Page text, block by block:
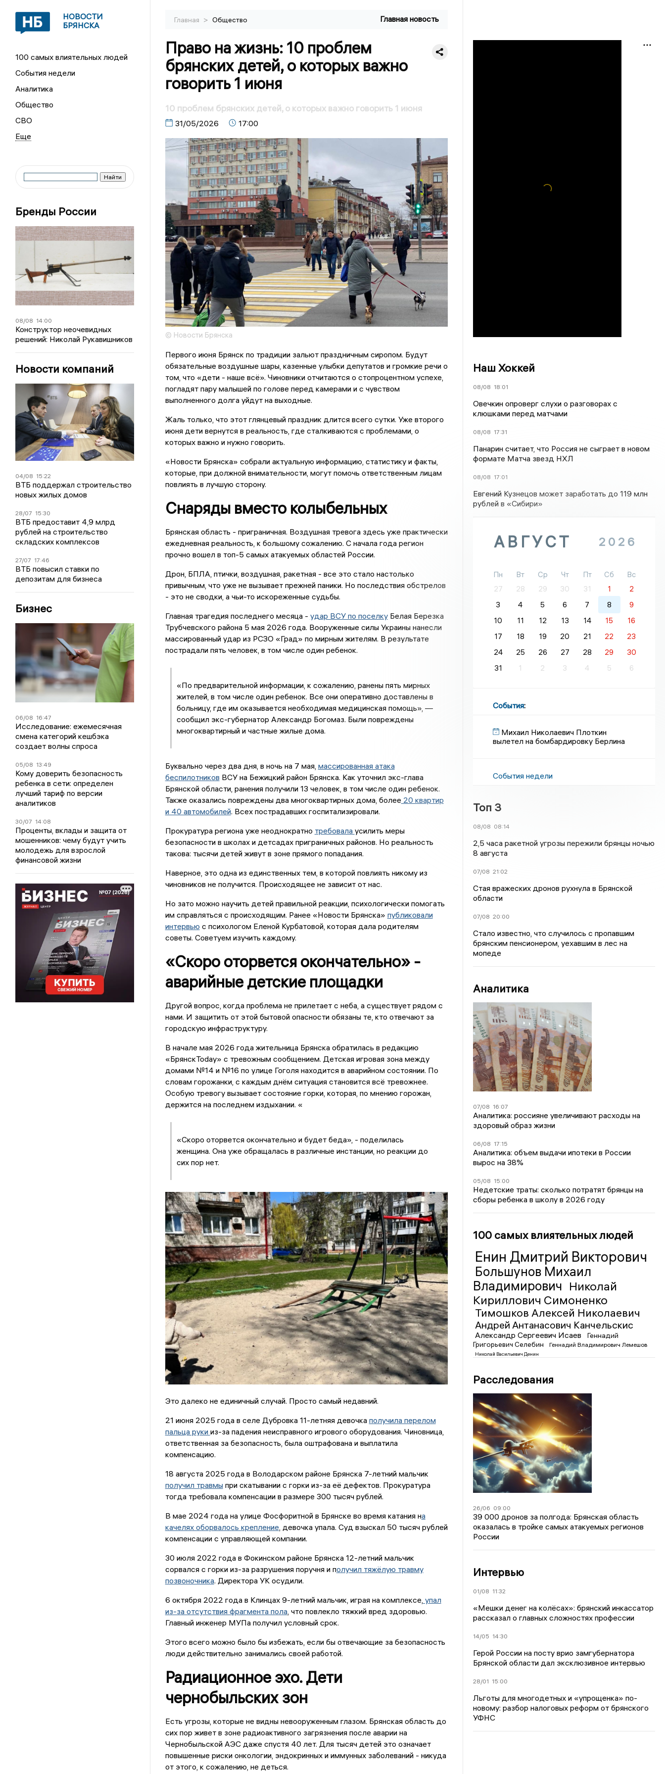
НОВОСТИ
БРЯНСКА
100 самых влиятельных людей
События недели
Аналитика
Общество
СВО
Бренды России
08/08 14:00
Конструктор неочевидных
решений: Николай Рукавишников
Новости компаний
04/08 15:22
ВТБ поддержал строительство
новых жилых домов
28/07 15:30
ВТБ предоставит 4,9 млрд
рублей на строительство
складских комплексов
27/07 17:46
ВТБ повысил ставки по
депозитам для бизнеса
Бизнес
06/08 16:47
Исследование: ежемесячная
смена категорий кешбэка
создает волны спроса
05/08 13:49
Кому доверить безопасность
ребенка в сети: определен
лучший тариф по версии
аналитиков
30/07 14:08
Проценты, вклады и защита от
мошенников: чему будут учить
молодежь для взрослой
финансовой жизни
Главная > Общество Главная новость
Право на жизнь: 10 проблем
брянских детей, о которых важно
говорить 1 июня
10 проблем брянских детей, о которых важно говорить 1 июня
31/05/2026 17:00
© Новости Брянска
Первого июня Брянск по традиции зальют праздничным сиропом. Будут
обязательные воздушные шары, казенные улыбки депутатов и громкие речи о
том, что «дети - наше всё». Чиновники отчитаются о стопроцентном успехе,
погладят пару малышей по голове перед камерами и с чувством
выполненного долга уйдут на выходные.
Жаль только, что этот глянцевый праздник длится всего сутки. Уже второго
июня дети вернутся в реальность, где сталкиваются с проблемами, о
которых важно и нужно говорить.
«Новости Брянска» собрали актуальную информацию, статистику и факты,
которые, при должной внимательности, могут помочь ответственным лицам
повлиять в лучшую сторону.
Снаряды вместо колыбельных
Брянская область - приграничная. Воздушная тревога здесь уже практически
ежедневная реальность, к большому сожалению. С начала года регион
прочно вошел в топ-5 самых атакуемых областей России.
Дрон, БПЛА, птички, воздушная, ракетная - все это стало настолько
привычным, что уже не вызывает прежней паники. Но последствия обстрелов
- это не сводки, а чьи-то искореженные судьбы.
Главная трагедия последнего месяца - удар ВСУ по поселкуБелая Березка
Трубчевского района 5 мая 2026 года. Вооруженные силы Украины нанесли
массированный удар из РСЗО «Град» по мирным жителям. В результате
пострадали пять человек, в том числе один ребенок.
«По предварительной информации, к сожалению, ранены пять мирных
жителей, в том числе один ребенок. Все они оперативно доставлены в
больницу, где им оказывается необходимая медицинская помощь», —
сообщил экс-губернатор Александр Богомаз. Были повреждены
многоквартирный и частные жилые дома.
Буквально через два дня, в ночь на 7 мая, массированная атака
беспилотников ВСУ на Бежицкий район Брянска. Как уточнил экс-глава
Брянской области, ранения получили 13 человек, в том числе один ребенок.
Также оказались повреждены два многоквартирных дома, более 20 квартир
и 40 автомобилей. Всех пострадавших госпитализировали.
Прокуратура региона уже неоднократно требовала усилить меры
безопасности в школах и детсадах приграничных районов. Но реальность
такова: тысячи детей живут в зоне прямого попадания.
Наверное, это одна из единственных тем, в которой повлиять никому из
чиновников не получится. Происходящее не зависит от нас.
Но зато можно научить детей правильной реакции, психологически помогать
им справляться с происходящим. Ранее «Новости Брянска» публиковали
интервью с психологом Еленой Курбатовой, которая дала родителям
советы. Советуем изучить каждому.
«Скоро оторвется окончательно» -
аварийные детские площадки
Другой вопрос, когда проблема не прилетает с неба, а существует рядом с
нами. И защитить от этой бытовой опасности обязаны те, кто отвечают за
городскую инфраструктуру.
В начале мая 2026 года жительница Брянска обратилась в редакцию
«БрянскToday» с тревожным сообщением. Детская игровая зона между
домами №14 и №16 по улице Гоголя находится в аварийном состоянии. По
словам горожанки, с каждым днём ситуация становится всё тревожнее.
Особую тревогу вызывает состояние горки, которая, по мнению горожан,
держится на последнем издыхании. «
«Скоро оторвется окончательно и будет беда», - поделилась
женщина. Она уже обращалась в различные инстанции, но реакции до
сих пор нет.
Это далеко не единичный случай. Просто самый недавний.
21 июня 2025 года в селе Дубровка 11-летняя девочка получила перелом
пальца руки из-за падения неисправного игрового оборудования. Чиновница,
ответственная за безопасность, была оштрафована и выплатила
компенсацию.
18 августа 2025 года в Володарском районе Брянска 7-летний мальчик
получил травмыпри скатывании с горки из-за её дефектов. Прокуратура
тогда требовала компенсации в размере 300 тысяч рублей.
В мае 2024 года на улице Фосфоритной в Брянске во время катания на
качелях оборвалось крепление, девочка упала. Суд взыскал 50 тысяч рублей
компенсации с управляющей компании.
30 июля 2022 года в Фокинском районе Брянска 12-летний мальчик
сорвался с горки из-за разрушения поручня и получил тяжёлую травму
позвоночника. Директора УК осудили.
6 октября 2022 года в Клинцах 9-летний мальчик, играя на комплексе, упал
из-за отсутствия фрагмента пола, что повлекло тяжкий вред здоровью.
Главный инженер МУПа получил условный срок.
Этого всего можно было бы избежать, если бы отвечающие за безопасность
люди действительно занимались своей работой.
Радиационное эхо. Дети
чернобыльских зон
Есть угрозы, которые не видны невооруженным глазом. Брянская область до
сих пор живет в зоне радиоактивного загрязнения после аварии на
Чернобыльской АЭС даже спустя 40 лет. Для тысяч детей это означает
повышенные риски онкологии, эндокринных и иммунных заболеваний - никуда
от этого, к сожалению, не деться.
Наш Хоккей
08/08 18:01
Овечкин опроверг слухи о разговорах с
клюшками перед матчами
08/08 17:31
Панарин считает, что Россия не сыграет в новом
формате Матча звезд НХЛ
08/08 17:01
Евгений Кузнецов может заработать до 119 млн
рублей в «Сибири»
АВГУСТ 2026
Пн Вт Ср Чт Пт Сб
Вс
27
28 29 30 31 1
2
3
4 5 6 7 8
9
10
11 12 13 14 15
16
17
18 19 20 21 22
23
24
25 26 27 28 29
30
31
1 2 3 4 5 6
События:
Михаил Николаевич Плоткин
вылетел на бомбардировку Берлина
События недели
Топ 3
08/08 08:14
2,5 часа ракетной угрозы пережили брянцы ночью
8 августа
07/08 21:02
Стая вражеских дронов рухнула в Брянской
области
07/08 20:00
Стало известно, что случилось с пропавшим
брянским пенсионером, уехавшим в лес на
мопеде
Аналитика
07/08 16:07
Аналитика: россияне увеличивают расходы на
здоровый образ жизни
06/08 17:15
Аналитика: объем выдачи ипотеки в России
вырос на 38%
05/08 15:00
Недетские траты: сколько потратят брянцы на
сборы ребенка в школу в 2026 году
100 самых влиятельных людей
Енин Дмитрий Викторович
Большунов Михаил
Владимирович Николай
Кириллович Симоненко
Тимошков Алексей Николаевич
Андрей Антанасович Канчельскис
Александр Сергеевич Исаев
Геннадий
Григорьевич Селебин
Геннадий Владимирович Лемешов
Николай Васильевич Денин
Расследования
26/06 09:00
39 000 дронов за полгода: Брянская область
оказалась в тройке самых атакуемых регионов
России
Интервью
01/08 11:32
«Мешки денег на колёсах»: брянский инкассатор
рассказал о главных сложностях профессии
14/05 14:30
Герой России на посту врио замгубернатора
Брянской области дал эксклюзивное интервью
28/01 15:00
Льготы для многодетных и «упрощенка» по-
новому: разбор налоговых реформ от брянского
УФНС